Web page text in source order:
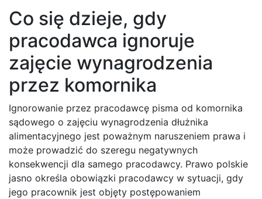
Co się dzieje, gdy
pracodawca ignoruje
zajęcie wynagrodzenia
przez komornika
Ignorowanie przez pracodawcę pisma od komornika
sądowego o zajęciu wynagrodzenia dłużnika
alimentacyjnego jest poważnym naruszeniem prawa i
może prowadzić do szeregu negatywnych
konsekwencji dla samego pracodawcy. Prawo polskie
jasno określa obowiązki pracodawcy w sytuacji, gdy
jego pracownik jest objęty postępowaniem